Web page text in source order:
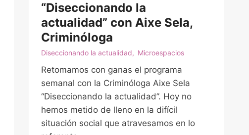
“Diseccionando la
actualidad” con Aixe Sela,
Criminóloga
Diseccionando la actualidad, Microespacios
Retomamos con ganas el programa
semanal con la Criminóloga Aixe Sela
“Diseccionando la actualidad”. Hoy no
hemos metido de lleno en la difícil
situación social que atravesamos en lo